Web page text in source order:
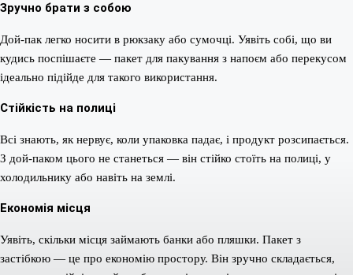
Зручно брати з собою
Дой-пак легко носити в рюкзаку або сумочці. Уявіть собі, що ви
кудись поспішаєте — пакет для пакування з напоєм або перекусом
ідеально підійде для такого використання.
Стійкість на полиці
Всі знають, як нервує, коли упаковка падає, і продукт розсипається.
З дой-паком цього не станеться — він стійко стоїть на полиці, у
холодильнику або навіть на землі.
Економія місця
Уявіть, скільки місця займають банки або пляшки. Пакет з
застібкою — це про економію простору. Він зручно складається,